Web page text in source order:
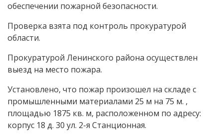
обеспечении пожарной безопасности.
Проверка взята под контроль прокуратурой
области.
Прокуратурой Ленинского района осуществлен
выезд на место пожара.
Установлено, что пожар произошел на складе с
промышленными материалами 25 м на 75 м. ,
площадью 1875 кв. м, расположенном по адресу:
корпус 18 д. 30 ул. 2-я Станционная.